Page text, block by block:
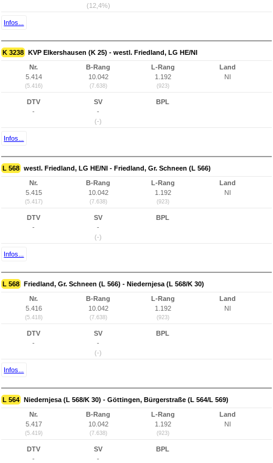
(12,4%)
Infos...
K 3238 KVP Elkershausen (K 25) - westl. Friedland, LG HE/NI
Nr.
5.414
(5.416)
B-Rang
10.042
(7.638)
L-Rang
1.192
(923)
Land
NI
DTV
-
SV
-
(-)
BPL
Infos...
L 568 westl. Friedland, LG HE/NI - Friedland, Gr. Schneen (L 566)
Nr.
5.415
(5.417)
B-Rang
10.042
(7.638)
L-Rang
1.192
(923)
Land
NI
DTV
-
SV
-
(-)
BPL
Infos...
L 568 Friedland, Gr. Schneen (L 566) - Niedernjesa (L 568/K 30)
Nr.
5.416
(5.418)
B-Rang
10.042
(7.638)
L-Rang
1.192
(923)
Land
NI
DTV
-
SV
-
(-)
BPL
Infos...
L 564 Niedernjesa (L 568/K 30) - Göttingen, Bürgerstraße (L 564/L 569)
Nr.
5.417
(5.419)
B-Rang
10.042
(7.638)
L-Rang
1.192
(923)
Land
NI
DTV
-
SV
-
BPL